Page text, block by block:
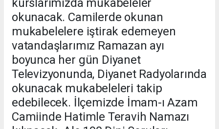
kurslarımızda mukabeleler
okunacak. Camilerde okunan
mukabelelere iştirak edemeyen
vatandaşlarımız Ramazan ayı
boyunca her gün Diyanet
Televizyonunda, Diyanet Radyolarında
okunacak mukabeleleri takip
edebilecek. İlçemizde İmam-ı Azam
Camiinde Hatimle Teravih Namazı